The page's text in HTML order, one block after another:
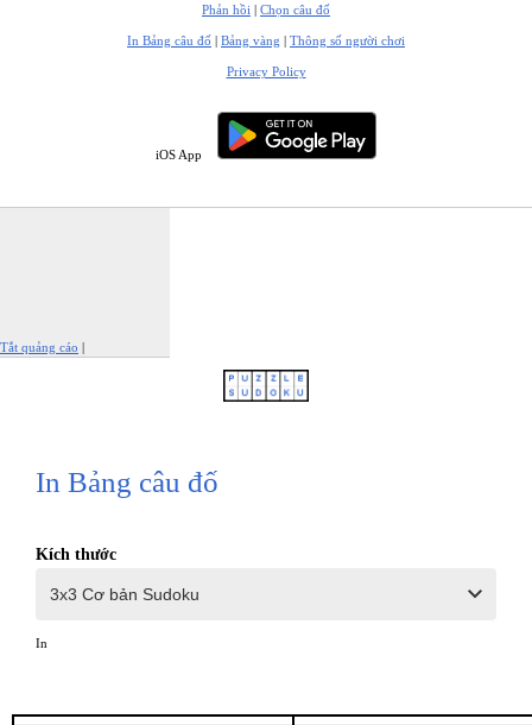
Phản hồi | Chọn câu đố
In Bảng câu đố | Bảng vàng | Thông số người chơi
Privacy Policy
iOS App
Tắt quảng cáo |
In Bảng câu đố
Kích thước
In